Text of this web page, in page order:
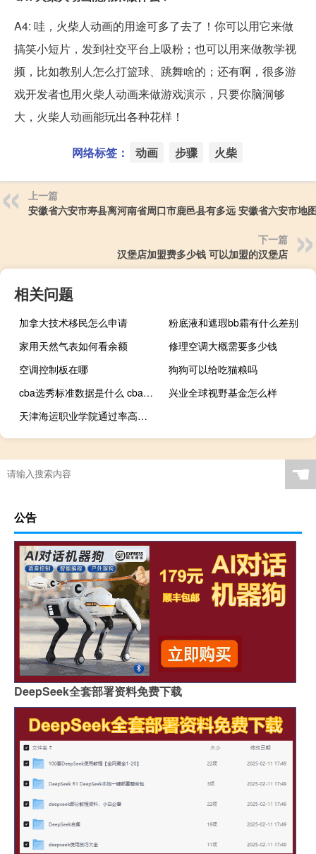
A4: 哇，火柴人动画的用途可多了去了！你可以用它来做
搞笑小短片，发到社交平台上吸粉；也可以用来做教学视
频，比如教别人怎么打篮球、跳舞啥的；还有啊，很多游
戏开发者也用火柴人动画来做游戏演示，只要你脑洞够
大，火柴人动画能玩出各种花样！
网络标签： 动画 步骤 火柴
上一篇
安徽省六安市寿县离河南省周口市鹿邑县有多远 安徽省六安市地
下一篇
汉堡店加盟费多少钱 可以加盟的汉堡店
相关问题
加拿大技术移民怎么申请
粉底液和遮瑕bb霜有什么差别
家用天然气表如何看余额
修理空调大概需要多少钱
空调控制板在哪
狗狗可以给吃猫粮吗
cba选秀标准数据是什么 cba历届选秀详细名单
兴业全球视野基金怎么样
天津海运职业学院通过率高吗 天津海运职业技术学院
☚
公告
DeepSeek全套部署资料免费下载